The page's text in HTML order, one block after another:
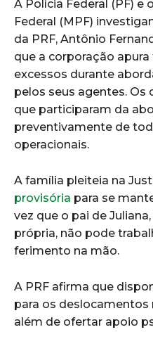
A Polícia Federal (PF) e
Federal (MPF)
da PRF, Antônio
que a corporação
excessos durante
pelos seus agentes. Os
que participaram da
preventivamente de
operacionais.
A família pleiteia na
provisória para se
vez que o pai de
própria, não pode
ferimento na mão.
A PRF afirma que
para os deslocamentos
além de ofertar apoio